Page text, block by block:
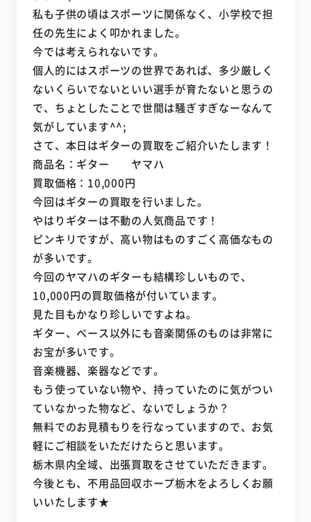
私も子供の頃はスポーツに関係なく、小学校で担
任の先生によく叩かれました。
今では考えられないです。
個人的にはスポーツの世界であれば、多少厳しく
ないくらいでないといい選手が育たないと思うの
で、ちょとしたことで世間は騒ぎすぎなーなんて
気がしています^^;
さて、本日はギターの買取をご紹介いたします！
商品名：ギター ヤマハ
買取価格：10,000円
今回はギターの買取を行いました。
やはりギターは不動の人気商品です！
ピンキリですが、高い物はものすごく高価なもの
が多いです。
今回のヤマハのギターも結構珍しいもので、
10,000円の買取価格が付いています。
見た目もかなり珍しいですよね。
ギター、ベース以外にも音楽関係のものは非常に
お宝が多いです。
音楽機器、楽器などです。
もう使っていない物や、持っていたのに気がつい
ていなかった物など、ないでしょうか？
無料でのお見積もりを行なっていますので、お気
軽にご相談をいただけたらと思います。
栃木県内全域、出張買取をさせていただきます。
今後とも、不用品回収ホープ栃木をよろしくお願
いいたします★